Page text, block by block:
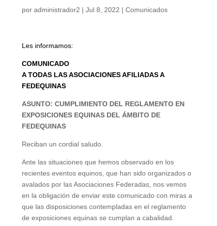
por administrador2 | Jul 8, 2022 | Comunicados
Les informamos:
COMUNICADO
A TODAS LAS ASOCIACIONES AFILIADAS A
FEDEQUINAS
ASUNTO: CUMPLIMIENTO DEL REGLAMENTO EN
EXPOSICIONES EQUINAS DEL ÁMBITO DE
FEDEQUINAS
Reciban un cordial saludo.
Ante las situaciones que hemos observado en los
recientes eventos equinos, que han sido organizados o
avalados por las Asociaciones Federadas, nos vemos
en la obligación de enviar este comunicado con miras a
que las disposiciones contempladas en el reglamento
de exposiciones equinas se cumplan a cabalidad.